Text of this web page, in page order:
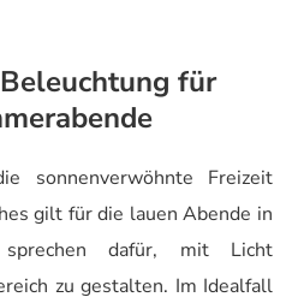
für
sonnenverwöhnte Freizeit
gilt für die lauen Abende in
dafür, mit Licht
zu gestalten. Im Idealfall